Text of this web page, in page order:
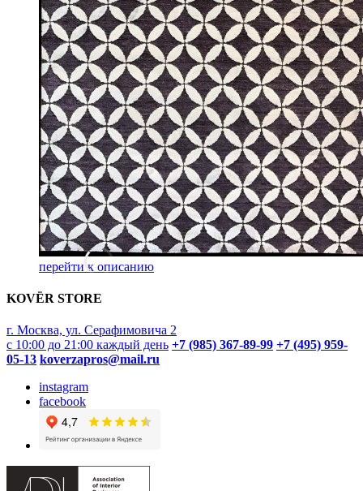
перейти к описанию
KOVËR STORE
г. Москва, ул. Серафимовича 2
с 10:00 до 21:00 каждый день +7 (985) 367-89-99 +7 (495) 959-
05-13 koverzapros@mail.ru
instagram
facebook